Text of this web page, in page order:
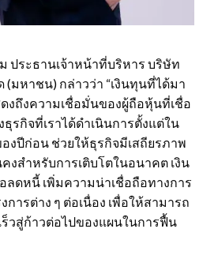
ประธานเจ้าหน้าที่บริหาร บริษัท
(มหาชน) กล่าวว่า “เงินทุนที่ได้มา
งถึงความเชื่อมั่นของผู้ถือหุ้นที่เชื่อ
รกิจที่เราได้ดำเนินการตั้งแต่ใน
งปีก่อน ช่วยให้ธุรกิจมีเสถียรภาพ
งสำหรับการเติบโตในอนาคต เงิน
ลดหนี้ เพิ่มความน่าเชื่อถือทางการ
การต่าง ๆ ต่อเนื่อง เพื่อให้สามารถ
ร็วสู่ก้าวต่อไปของแผนในการฟื้น